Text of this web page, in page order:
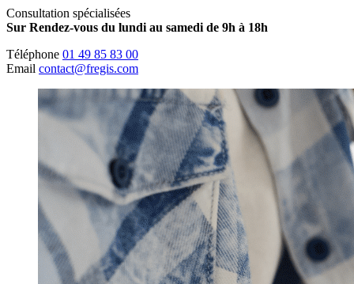
Consultation spécialisées
Sur Rendez-vous du lundi au samedi de 9h à 18h
Téléphone 01 49 85 83 00
Email contact@fregis.com